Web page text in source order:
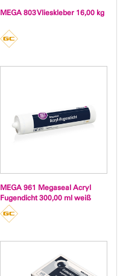
MEGA 803 Vlieskleber 16,00 kg
MEGA 961 Megaseal Acryl
Fugendicht 300,00 ml weiß